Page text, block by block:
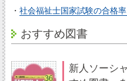
・ 社会福祉士国家試験の合格
おすすめ図書
新人ソーシ